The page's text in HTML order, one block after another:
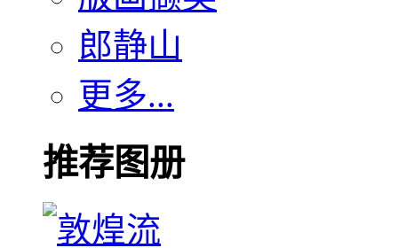
郎静山
更多...
推荐图册